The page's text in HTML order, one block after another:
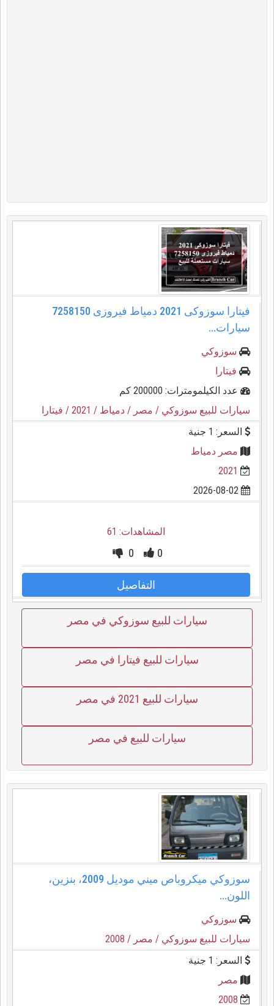
فيتارا سوزوكى 2021 دمياط فيروزى 7258150
سيارات...
سوزوكي
فيتارا
عدد الكيلمومترات: 200000 كم
سيارات للبيع سوزوكي / مصر / دمياط / 2021
/ فيتارا
السعر: 1 جنية
مصر دمياط
2021
المشاهدات: 61
0
0
التفاصيل
سيارات للبيع سوزوكي في مصر
سيارات للبيع فيتارا في مصر
سيارات للبيع 2021 في مصر
سيارات للبيع في مصر
سوزوكي ميكروباص ميني موديل 2009، بنزين،
اللون...
سوزوكي
سيارات للبيع سوزوكي / مصر / 2008
السعر: 1 جنية
مصر
2008